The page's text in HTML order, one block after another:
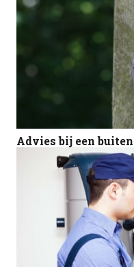
Advies bij een